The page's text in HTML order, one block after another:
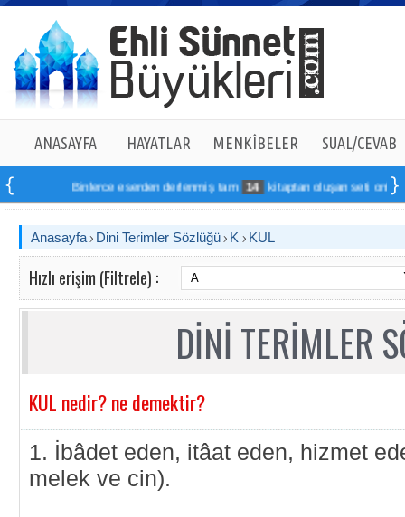
ANASAYFA HAYATLAR MENKÎBELER SUAL/CEVAB
Binlerce eserden derlenmiş tam 14 kitaptan oluşan seti online
Anasayfa Dini Terimler Sözlüğü K KUL
Hızlı erişim (Filtrele) :
DİNİ TERİMLER
KUL nedir? ne demektir?
1. İbâdet eden, itâat eden, hizmet
melek ve cin).